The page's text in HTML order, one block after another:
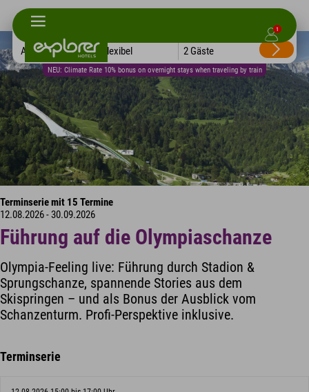
1
NEU: Climate Rate 10% bonus on overnight stays when traveling by train
Alle Hotels Flexibel 2 Gäste
Terminserie mit 15 Termine
12.08.2026 - 30.09.2026
Führung auf die Olympiaschanze
Olympia-Feeling live: Führung durch Stadion &
Sprungschanze, spannende Stories aus dem
Skispringen – und als Bonus der Ausblick vom
Schanzenturm. Profi-Perspektive inklusive.
Terminserie